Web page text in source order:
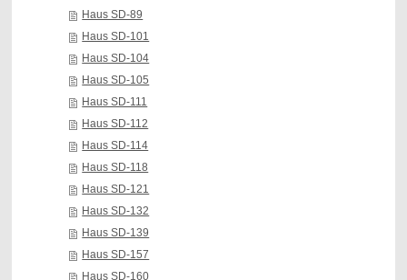
Haus SD-89
Haus SD-101
Haus SD-104
Haus SD-105
Haus SD-111
Haus SD-112
Haus SD-114
Haus SD-118
Haus SD-121
Haus SD-132
Haus SD-139
Haus SD-157
Haus SD-160